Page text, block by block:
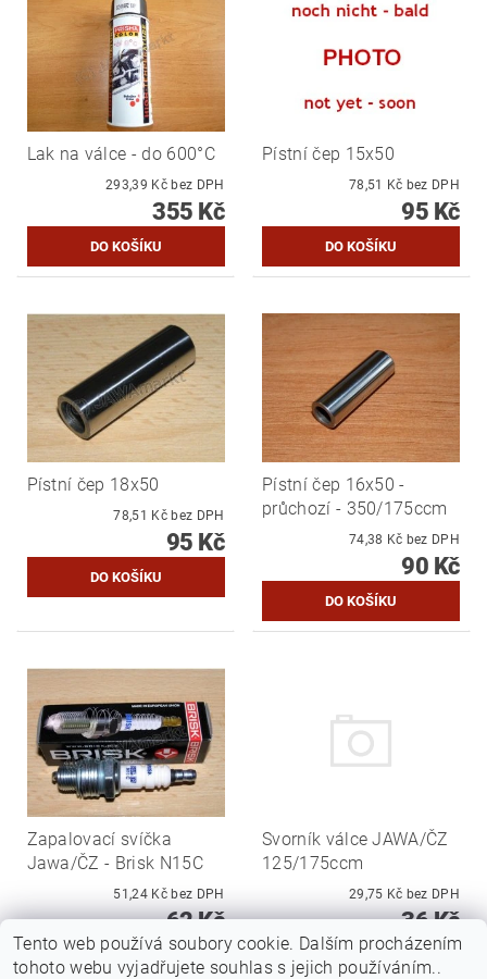
Lak na válce - do 600°C
293,39 Kč bez DPH
355 Kč
Pístní čep 15x50
78,51 Kč bez DPH
95 Kč
Pístní čep 18x50
78,51 Kč bez DPH
95 Kč
Pístní čep 16x50 -
průchozí - 350/175ccm
74,38 Kč bez DPH
90 Kč
Zapalovací svíčka
Jawa/ČZ - Brisk N15C
51,24 Kč bez DPH
62 Kč
Svorník válce JAWA/ČZ
125/175ccm
29,75 Kč bez DPH
36 Kč
Tento web používá soubory cookie. Dalším procházením
tohoto webu vyjadřujete souhlas s jejich používáním..